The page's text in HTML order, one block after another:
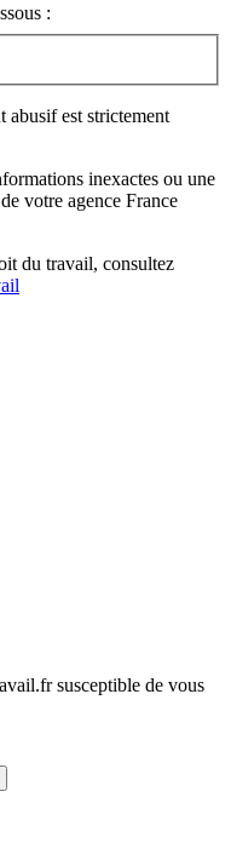
:
abusif est strictement
inexactes ou une
votre agence France
du travail, consultez
susceptible de vous